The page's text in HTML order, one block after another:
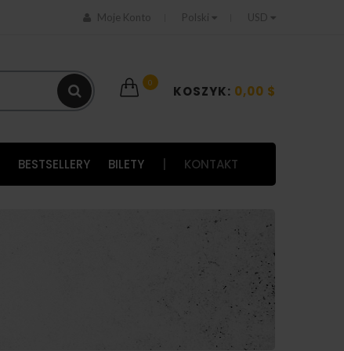
Moje Konto Polski USD
0
KOSZYK: 0,00 $
BESTSELLERY BILETY KONTAKT